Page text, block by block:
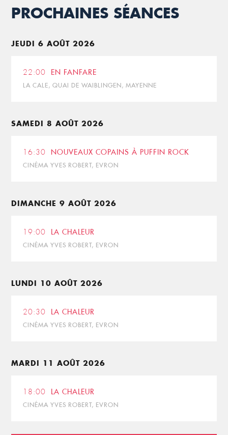
PROCHAINES SÉANCES
JEUDI 6 AOÛT 2026
22:00 EN FANFARE
LA CALE, QUAI DE WAIBLINGEN, MAYENNE
SAMEDI 8 AOÛT 2026
16:30 NOUVEAUX COPAINS À PUFFIN ROCK
CINÉMA YVES ROBERT, EVRON
DIMANCHE 9 AOÛT 2026
19:00 LA CHALEUR
CINÉMA YVES ROBERT, EVRON
LUNDI 10 AOÛT 2026
20:30 LA CHALEUR
CINÉMA YVES ROBERT, EVRON
MARDI 11 AOÛT 2026
18:00 LA CHALEUR
CINÉMA YVES ROBERT, EVRON